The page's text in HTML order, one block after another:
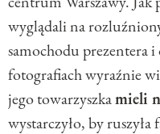
wyglądali na
samochodu prezentera
fotografiach wyraźnie
jego towarzyszkamieli
wystarczyło, by